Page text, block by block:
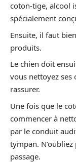
coton-tige, alcool
spécialement
Ensuite, il faut
produits.
Le chien doit
vous nettoyez ses
rassurer.
Une fois que le
commencer à
par le conduit
tympan.
passage.